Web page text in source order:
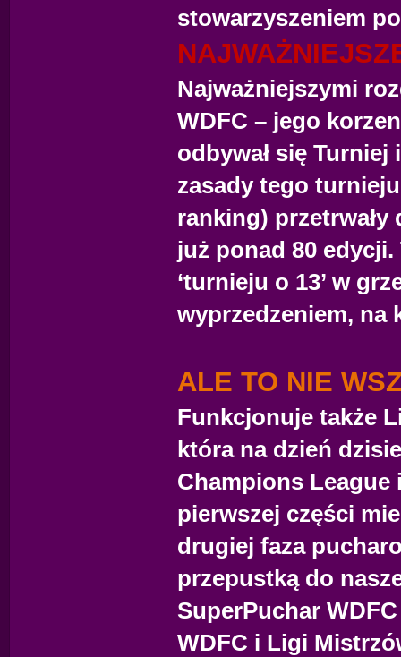
stowarzyszeniem
Najważniejszymi
WDFC – jego
odbywał się
zasady tego
ranking) przetrwały
już ponad 80
‘turnieju o 13’ w
wyprzedzeniem, na
ALE TO NIE
Funkcjonuje także
która na dzień
Champions League
pierwszej części
drugiej faza
przepustką do
SuperPuchar
WDFC i Ligi